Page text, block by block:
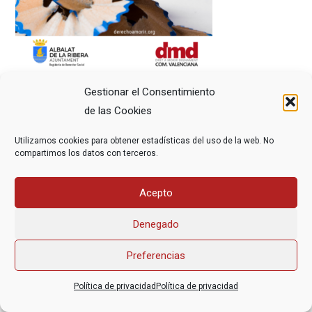
Gestionar el Consentimiento
de las Cookies
Utilizamos cookies para obtener estadísticas del uso de la web. No
compartimos los datos con terceros.
Acepto
Denegado
Preferencias
Política de privacidad Política de privacidad
informacion@derechoamorir.org